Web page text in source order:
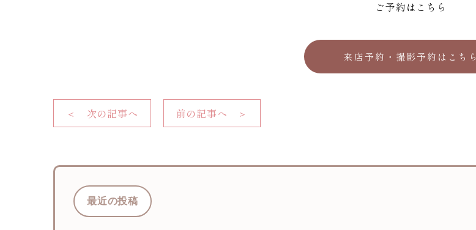
ご予約はこちら
来店予約・撮影予約はこちら
＜ 次の記事へ 前の記事へ ＞
最近の投稿